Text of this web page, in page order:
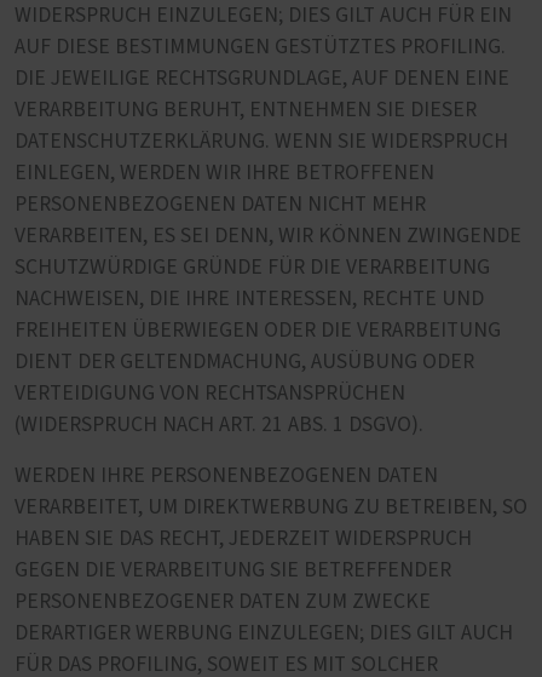
WIDERSPRUCH EINZULEGEN; DIES GILT AUCH FÜR EIN
AUF DIESE BESTIMMUNGEN GESTÜTZTES PROFILING.
DIE JEWEILIGE RECHTSGRUNDLAGE, AUF DENEN EINE
VERARBEITUNG BERUHT, ENTNEHMEN SIE DIESER
DATENSCHUTZERKLÄRUNG. WENN SIE WIDERSPRUCH
EINLEGEN, WERDEN WIR IHRE BETROFFENEN
PERSONENBEZOGENEN DATEN NICHT MEHR
VERARBEITEN, ES SEI DENN, WIR KÖNNEN ZWINGENDE
SCHUTZWÜRDIGE GRÜNDE FÜR DIE VERARBEITUNG
NACHWEISEN, DIE IHRE INTERESSEN, RECHTE UND
FREIHEITEN ÜBERWIEGEN ODER DIE VERARBEITUNG
DIENT DER GELTENDMACHUNG, AUSÜBUNG ODER
VERTEIDIGUNG VON RECHTSANSPRÜCHEN
(WIDERSPRUCH NACH ART. 21 ABS. 1 DSGVO).
WERDEN IHRE PERSONENBEZOGENEN DATEN
VERARBEITET, UM DIREKTWERBUNG ZU BETREIBEN, SO
HABEN SIE DAS RECHT, JEDERZEIT WIDERSPRUCH
GEGEN DIE VERARBEITUNG SIE BETREFFENDER
PERSONENBEZOGENER DATEN ZUM ZWECKE
DERARTIGER WERBUNG EINZULEGEN; DIES GILT AUCH
FÜR DAS PROFILING, SOWEIT ES MIT SOLCHER